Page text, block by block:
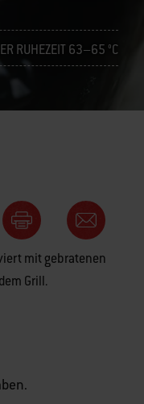
RUHEZEIT 63–65 °C
mit gebratenen
Grill.